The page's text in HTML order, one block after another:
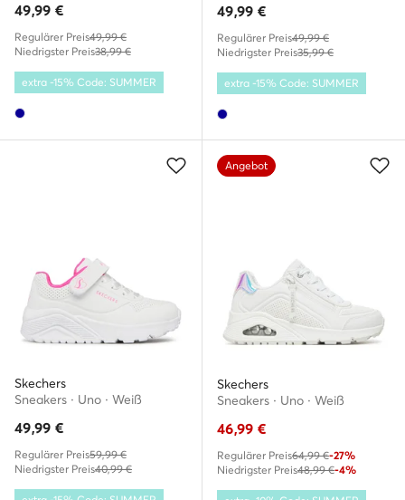
49,99 €
Regulärer Preis49,99 €
Niedrigster Preis38,99 €
extra -15% Code: SUMMER
49,99 €
Regulärer Preis49,99 €
Niedrigster Preis35,99 €
extra -15% Code: SUMMER
Skechers
Sneakers · Uno · Weiß
49,99 €
Regulärer Preis59,99 €
Niedrigster Preis40,99 €
Angebot
Skechers
Sneakers · Uno · Weiß
46,99 €
Regulärer Preis64,99 €-27%
Niedrigster Preis48,99 €-4%